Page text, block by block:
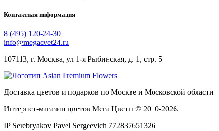
Контактная информация
8 (495) 120-24-30
info@megacvet24.ru
107113, г. Москва, ул 1-я Рыбинская, д. 1, стр. 5
Доставка цветов и подарков по Москве и Московской области
Интернет-магазин цветов Мега Цветы © 2010-2026.
IP Serebryakov Pavel Sergeevich 772837651326